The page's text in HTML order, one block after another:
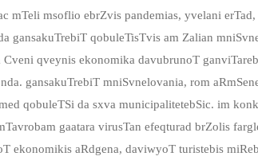
mTeli msoflio ebrZvis pandemias, yvelani
gansakuTrebiT qobuleTisTvis am Zalian
Cveni qveynis ekonomika davubrunoT
gansakuTrebiT mniSvnelovania, rom
qobuleTSi da sxva municipalitetebSic. im
gaatara virusTan efeqturad brZolis
ekonomikis aRdgena, daviwyoT turistebis